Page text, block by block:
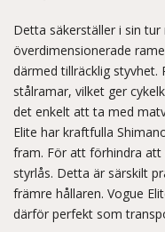
Detta säkerställer i sin tur
överdimensionerade
därmed tillräcklig styvhet.
stålramar, vilket ger
det enkelt att ta med
Elite har kraftfulla
fram. För att förhindra
styrlås. Detta är särskilt
främre hållaren. Vogue
därför perfekt som